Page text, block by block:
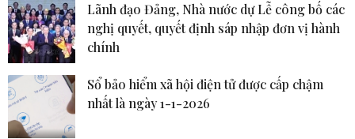
Lãnh đạo Đảng, Nhà nước dự Lễ công bố các
nghị quyết, quyết định sáp nhập đơn vị hành
chính
Sổ bảo hiểm xã hội điện tử được cấp chậm
nhất là ngày 1-1-2026